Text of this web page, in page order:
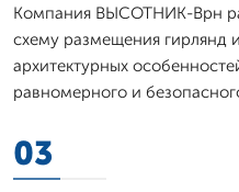
Компания ВЫСОТНИК-Врн
схему размещения гирлянд
архитектурных
равномерного и
03